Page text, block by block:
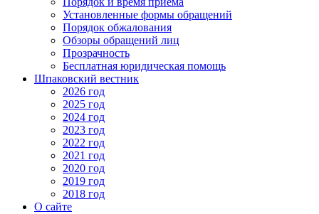
Установленные формы обращений
Порядок обжалования
Обзоры обращений лиц
Прозрачность
Бесплатная юридическая помощь
Шпаковский вестник
2026 год
2025 год
2024 год
2023 год
2022 год
2021 год
2020 год
2019 год
2018 год
О сайте